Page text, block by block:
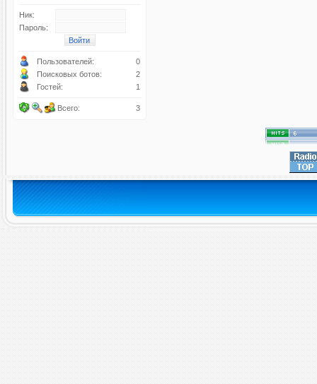
Ник:
Пароль:
Пользователей:
0
Поисковых ботов:
2
Гостей:
1
Всего: 3